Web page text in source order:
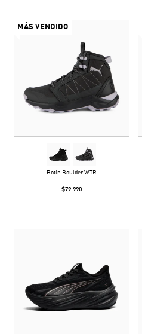
MÁS VENDIDO
Botín Boulder WTR
$79.990